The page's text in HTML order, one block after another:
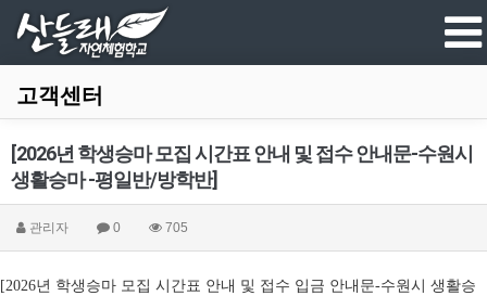
고객센터
[2026년 학생승마 모집 시간표 안내 및 접수 안내문-수원시
생활승마 -평일반/방학반]
관리자 0 705
[2026년 학생승마 모집 시간표 안내 및 접수 입금 안내문-수원시 생활승